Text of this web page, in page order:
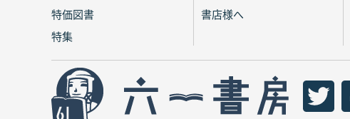
特価図書
特集
書店様へ